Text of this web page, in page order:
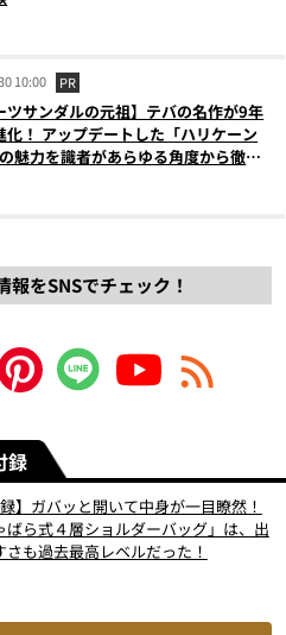
10:00 PR
ツサンダルの元祖】テバの名作が9年
化！ アップデートした「ハリケーン
魅力を識者があらゆる角度から徹底
報をSNSでチェック！
録
】ガバッと開いて中身が一目瞭然！
ばら式４層ショルダーバッグ」は、出
さも過去最高レベルだった！